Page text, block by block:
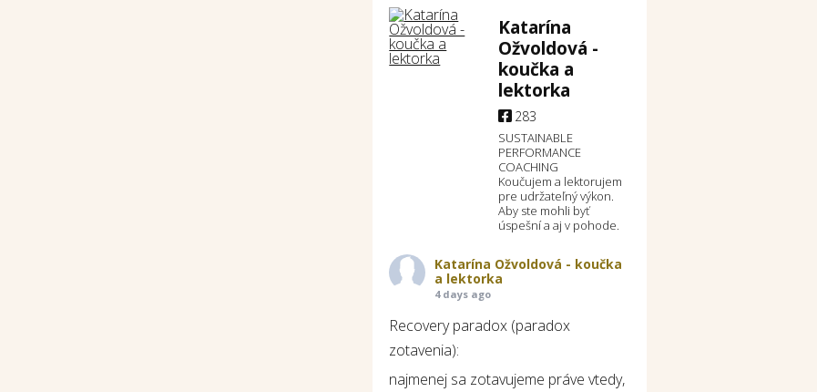
Katarína
Ožvoldová -
koučka a
lektorka
283
SUSTAINABLE
PERFORMANCE
COACHING
Koučujem a lektorujem
pre udržateľný výkon.
Aby ste mohli byť
úspešní a aj v pohode.
Katarína Ožvoldová - koučka
a lektorka
4 days ago
Recovery paradox (paradox
zotavenia):
najmenej sa zotavujeme práve vtedy,